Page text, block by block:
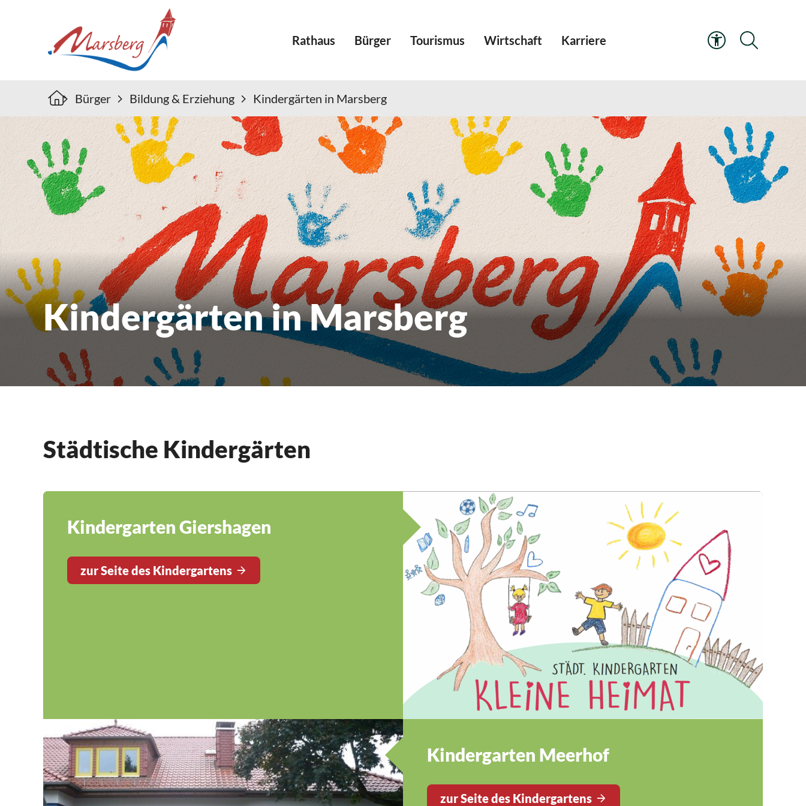
Rathaus Bürger Tourismus Wirtschaft Karriere
Bürger Bildung & Erziehung Kindergärten in Marsberg
Kindergärten in Marsberg
Städtische Kindergärten
Kindergarten Giershagen
zur Seite des Kindergartens
Kindergarten Meerhof
zur Seite des Kindergartens